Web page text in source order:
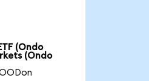
(Ondo
(Ondo